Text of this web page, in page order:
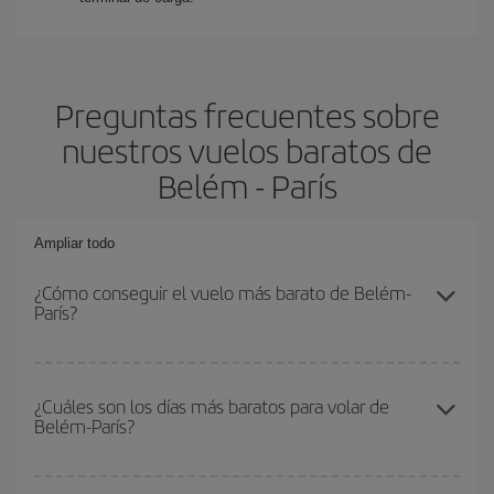
Preguntas frecuentes sobre
nuestros vuelos baratos de
Belém - París
Ampliar todo
¿Cómo conseguir el vuelo más barato de Belém-
París?
conseguir el vuelo más barato si evitas temporadas altas,
compras con antelación y puedes ser flexible con las fechas y
¿Cuáles son los días más baratos para volar de
Belém-París?